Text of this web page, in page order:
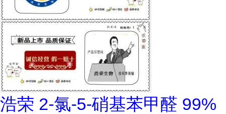
浩荣 2-氯-5-硝基苯甲醛 99%